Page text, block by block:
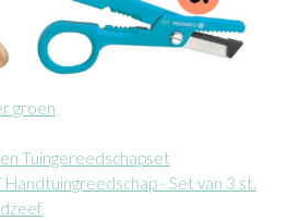
groen
Tuingereedschapset
Handtuingreedschap - Set van 3 st.